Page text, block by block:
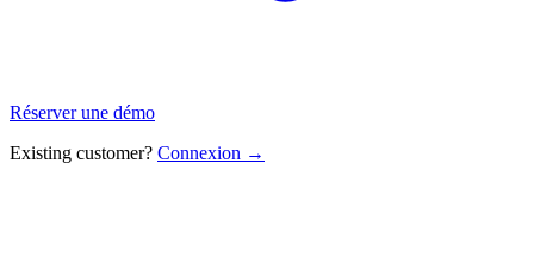
Réserver une démo
Existing customer? Connexion →